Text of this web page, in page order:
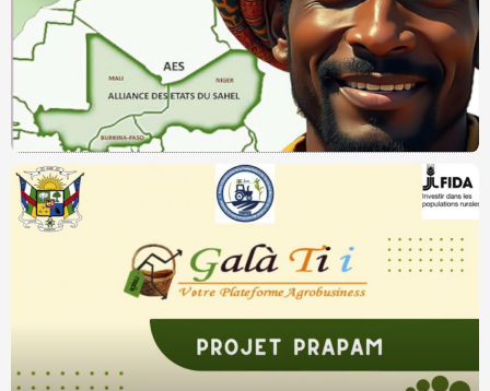
Publications
L’Afrique en mutation (sur amazon)